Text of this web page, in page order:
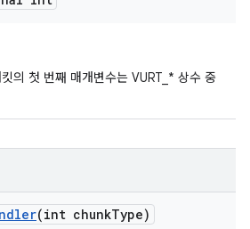
의 첫 번째 매개변수는 VURT_* 상수 중
(int chunkType)